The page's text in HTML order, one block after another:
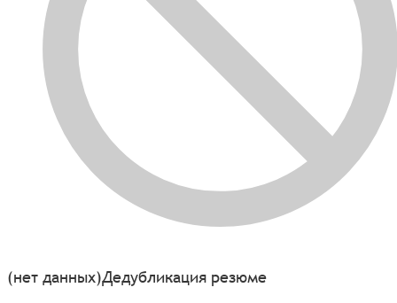
(нет данных)Дедубликация резюме